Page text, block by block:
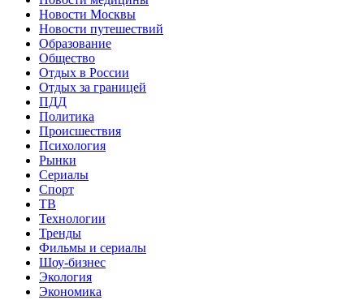
Новости Москвы
Новости путешествий
Образование
Общество
Отдых в России
Отдых за границей
ПДД
Политика
Происшествия
Психология
Рынки
Сериалы
Спорт
ТВ
Технологии
Тренды
Фильмы и сериалы
Шоу-бизнес
Экология
Экономика